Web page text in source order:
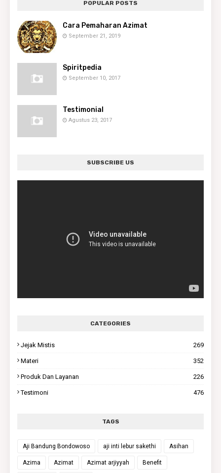
POPULAR POSTS
Cara Pemaharan Azimat
September 21, 2019
Spiritpedia
September 10, 2017
Testimonial
Agustus 23, 2017
SUBSCRIBE US
CATEGORIES
Jejak Mistis 269
Materi 352
Produk Dan Layanan 226
Testimoni 476
TAGS
Aji Bandung Bondowoso aji inti lebur sakethi Asihan
Azima Azimat Azimat arjiyyah Benefit